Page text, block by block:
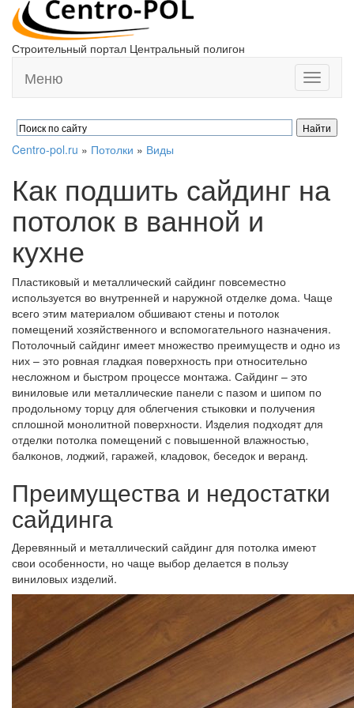
Строительный портал Центральный полигон
Toggle
Меню
Centro-pol.ru » Потолки » Виды
Как подшить сайдинг на
потолок в ванной и
кухне
Пластиковый и металлический сайдинг повсеместно
используется во внутренней и наружной отделке дома. Чаще
всего этим материалом обшивают стены и потолок
помещений хозяйственного и вспомогательного назначения.
Потолочный сайдинг имеет множество преимуществ и одно из
них – это ровная гладкая поверхность при относительно
несложном и быстром процессе монтажа. Сайдинг – это
виниловые или металлические панели с пазом и шипом по
продольному торцу для облегчения стыковки и получения
сплошной монолитной поверхности. Изделия подходят для
отделки потолка помещений с повышенной влажностью,
балконов, лоджий, гаражей, кладовок, беседок и веранд.
Преимущества и недостатки
сайдинга
Деревянный и металлический сайдинг для потолка имеют
свои особенности, но чаще выбор делается в пользу
виниловых изделий.